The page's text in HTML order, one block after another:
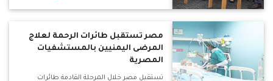
مصر تستقبل طائرات الرحمة لعلاج
المرضى اليمنيين بالمستشفيات
المصرية
تستقبل مصر خلال المرحلة القادمة طائرات